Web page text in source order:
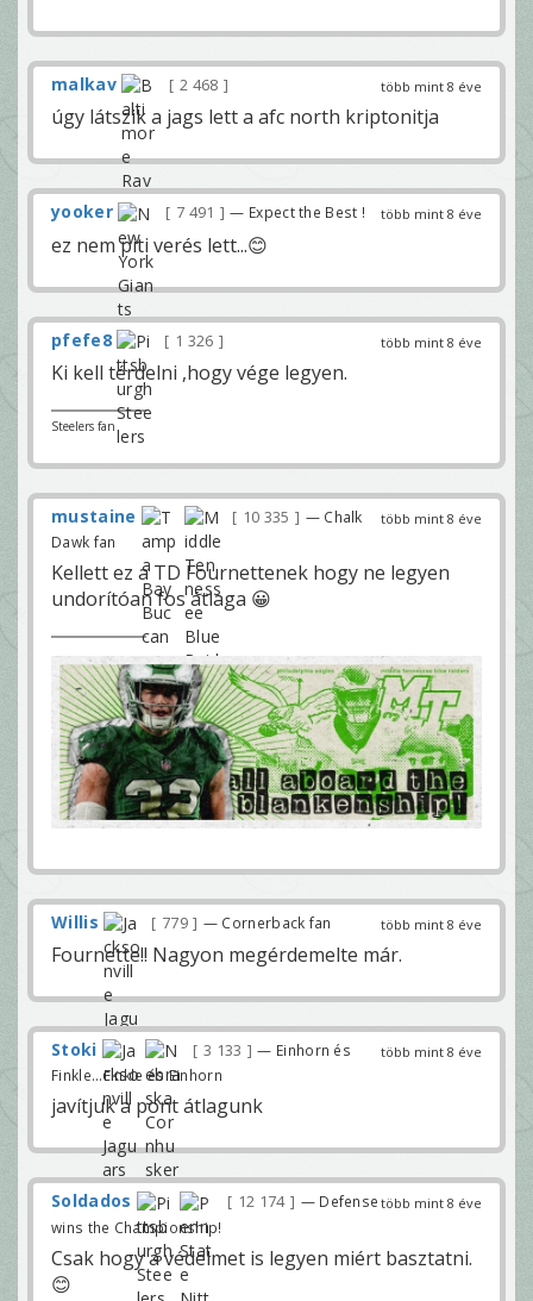
több mint 8 éve
malkav 2 468
úgy látszik a jags lett a afc north kriptonitja
több mint 8 éve
yooker 7 491 — Expect the Best !
ez nem piti verés lett...😊
több mint 8 éve
pfefe8 1 326
Ki kell térdelni ,hogy vége legyen.
Steelers fan
több mint 8 éve
mustaine 10 335
— Chalk
Dawk fan
Kellett ez a TD Fournettenek hogy ne legyen
undorítóan fos átlaga 😀
több mint 8 éve
Willis 779 — Cornerback fan
Fournette!! Nagyon megérdemelte már.
több mint 8 éve
Stoki 3 133
— Einhorn és
Finkle...Finkle és Einhorn
javítjuk a pont átlagunk
több mint 8 éve
Soldados 12 174
— Defense
wins the Championship!
Csak hogy a védelmet is legyen miért basztatni.
😊